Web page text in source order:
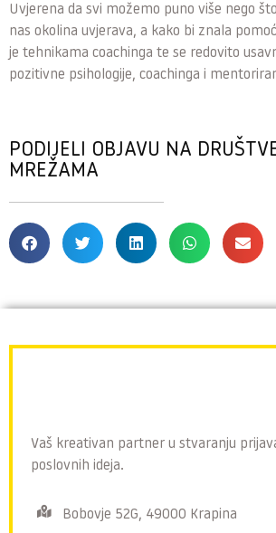
Uvjerena da svi možemo puno više nego
nas okolina uvjerava, a kako bi znala
je tehnikama coachinga te se redovito
pozitivne psihologije, coachinga i
PODIJELI OBJAVU NA
MREŽAMA
Vaš kreativan partner u stvaranju
poslovnih ideja.
Bobovje 52G, 49000 Krapina